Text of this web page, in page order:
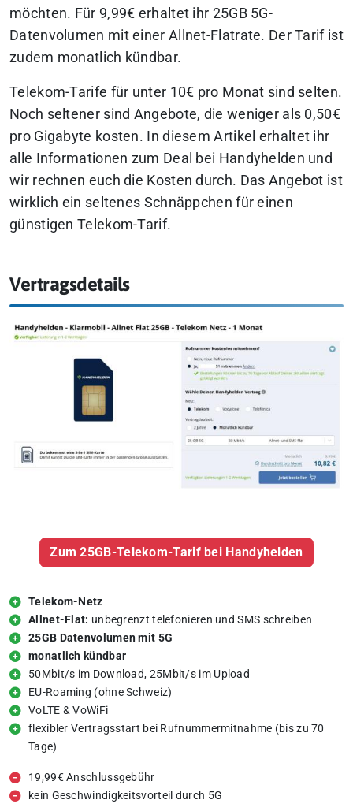
möchten. Für 9,99€ erhaltet ihr 25GB 5G-
Datenvolumen mit einer Allnet-Flatrate. Der Tarif ist
zudem monatlich kündbar.
Telekom-Tarife für unter 10€ pro Monat sind selten.
Noch seltener sind Angebote, die weniger als 0,50€
pro Gigabyte kosten. In diesem Artikel erhaltet ihr
alle Informationen zum Deal bei Handyhelden und
wir rechnen euch die Kosten durch. Das Angebot ist
wirklich ein seltenes Schnäppchen für einen
günstigen Telekom-Tarif.
Vertragsdetails
Zum 25GB-Telekom-Tarif bei Handyhelden
Telekom-Netz
Allnet-Flat: unbegrenzt telefonieren und SMS schreiben
25GB Datenvolumen mit 5G
monatlich kündbar
50Mbit/s im Download, 25Mbit/s im Upload
EU-Roaming (ohne Schweiz)
VoLTE & VoWiFi
flexibler Vertragsstart bei Rufnummermitnahme (bis zu 70
Tage)
19,99€ Anschlussgebühr
kein Geschwindigkeitsvorteil durch 5G